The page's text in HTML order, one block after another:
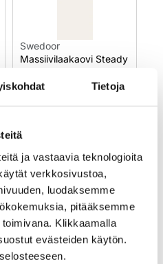
Tietoja
ja vastaavia teknologioita
verkkosivustoa,
luodaksemme
pitääksemme
Klikkaamalla
evästeiden käytön.
Swedoor
Massiivilaakaovi Steady
190,00€(alv 25.5%)
Uusi
Toimitusaika 1–3
arkipäivää
OSTA NYT